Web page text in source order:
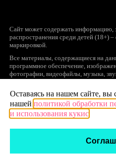
Сайт может содержать информацию,
распространения среди детей (18+) –
маркировкой.
Все материалы, содержащиеся на
программное обеспечение,
фотографии, видеофайлы, музыка,
объектами интеллектуальной
использование которых
Запрещается полное или частичное
том числе, путем воспроизведения и
Оставаясь на нашем сайте, вы
нашей политикой обработки
и использования кукис